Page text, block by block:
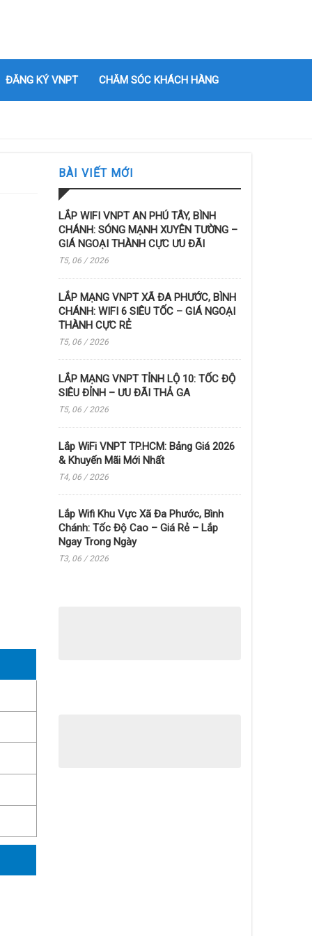
ĐĂNG KÝ VNPT CHĂM SÓC KHÁCH HÀNG
BÀI VIẾT MỚI
LẮP WIFI VNPT AN PHÚ TÂY, BÌNH
CHÁNH: SÓNG MẠNH XUYÊN TƯỜNG –
GIÁ NGOẠI THÀNH CỰC ƯU ĐÃI
T5, 06 / 2026
LẮP MẠNG VNPT XÃ ĐA PHƯỚC, BÌNH
CHÁNH: WIFI 6 SIÊU TỐC – GIÁ NGOẠI
THÀNH CỰC RẺ
T5, 06 / 2026
LẮP MẠNG VNPT TỈNH LỘ 10: TỐC ĐỘ
SIÊU ĐỈNH – ƯU ĐÃI THẢ GA
T5, 06 / 2026
Lắp WiFi VNPT TP.HCM: Bảng Giá 2026
& Khuyến Mãi Mới Nhất
T4, 06 / 2026
Lắp Wifi Khu Vực Xã Đa Phước, Bình
Chánh: Tốc Độ Cao – Giá Rẻ – Lắp
Ngay Trong Ngày
T3, 06 / 2026